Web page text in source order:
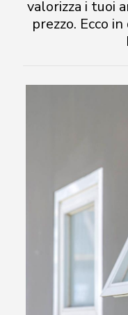
valorizza i tuoi
prezzo. Ecco